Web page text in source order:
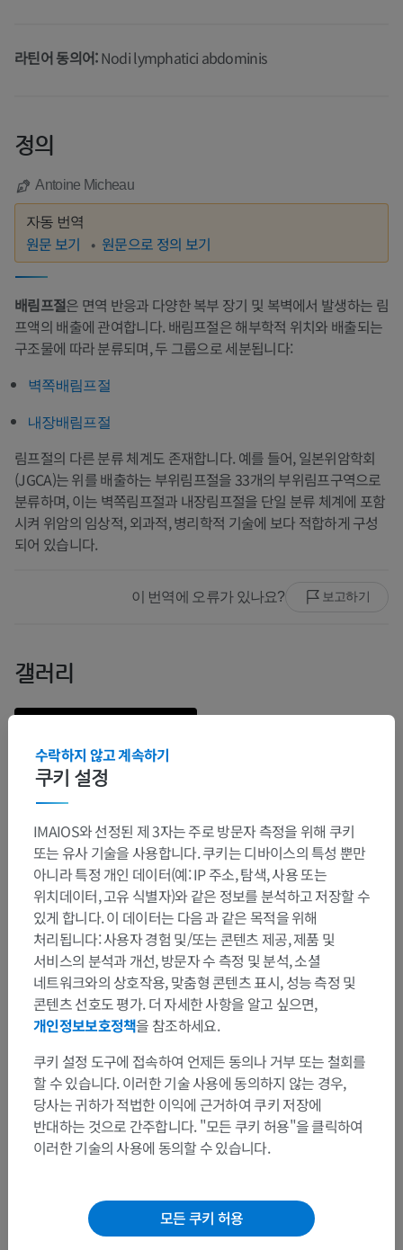
라틴어 동의어:Nodi lymphatici abdominis
정의
Antoine Micheau
자동 번역
원문 보기 원문으로 정의 보기
배림프절은 면역 반응과 다양한 복부 장기 및 복벽에서 발생하는 림
프액의 배출에 관여합니다. 배림프절은 해부학적 위치와 배출되는
구조물에 따라 분류되며, 두 그룹으로 세분됩니다:
벽쪽배림프절
내장배림프절
림프절의 다른 분류 체계도 존재합니다. 예를 들어, 일본위암학회
(JGCA)는 위를 배출하는 부위림프절을 33개의 부위림프구역으로
분류하며, 이는 벽쪽림프절과 내장림프절을 단일 분류 체계에 포함
시켜 위암의 임상적, 외과적, 병리학적 기술에 보다 적합하게 구성
되어 있습니다.
이 번역에 오류가 있나요? 보고하기
갤러리
해부학적 계층
인체 해부학 2
인체> 통합계통> 림프기관> 이차림프기관
배림프절
하위 구조:
벽쪽배림프절
내장배림프절
인체 해부학 1
쿠키 설정
수락하지 않고 계속하기
IMAIOS와 선정된 제 3자는 주로 방문자 측정을 위해 쿠키
또는 유사 기술을 사용합니다. 쿠키는 디바이스의 특성 뿐만
아니라 특정 개인 데이터(예: IP 주소, 탐색, 사용 또는
위치데이터, 고유 식별자)와 같은 정보를 분석하고 저장할 수
있게 합니다. 이 데이터는 다음 과 같은 목적을 위해
처리됩니다: 사용자 경험 및/또는 콘텐츠 제공, 제품 및
서비스의 분석과 개선, 방문자 수 측정 및 분석, 소셜
네트워크와의 상호작용, 맞춤형 콘텐츠 표시, 성능 측정 및
콘텐츠 선호도 평가. 더 자세한 사항을 알고 싶으면,
개인정보보호정책을 참조하세요.
쿠키 설정 도구에 접속하여 언제든 동의나 거부 또는 철회를
할 수 있습니다. 이러한 기술 사용에 동의하지 않는 경우,
당사는 귀하가 적법한 이익에 근거하여 쿠키 저장에
반대하는 것으로 간주합니다. "모든 쿠키 허용"을 클릭하여
이러한 기술의 사용에 동의할 수 있습니다.
모든 쿠키 허용